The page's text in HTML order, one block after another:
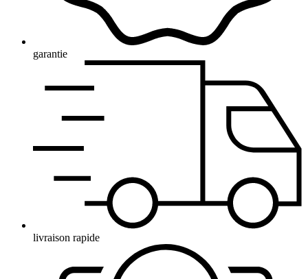
garantie
livraison rapide